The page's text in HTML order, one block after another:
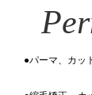
​●パーマ、カッ
所要